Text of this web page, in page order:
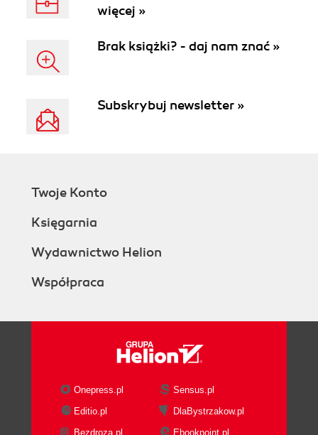
więcej »
Brak książki? - daj nam znać »
Subskrybuj newsletter »
Twoje Konto
Księgarnia
Wydawnictwo Helion
Współpraca
Onepress.pl
Sensus.pl
Editio.pl
DlaBystrzakow.pl
Bezdroza.pl
Ebookpoint.pl